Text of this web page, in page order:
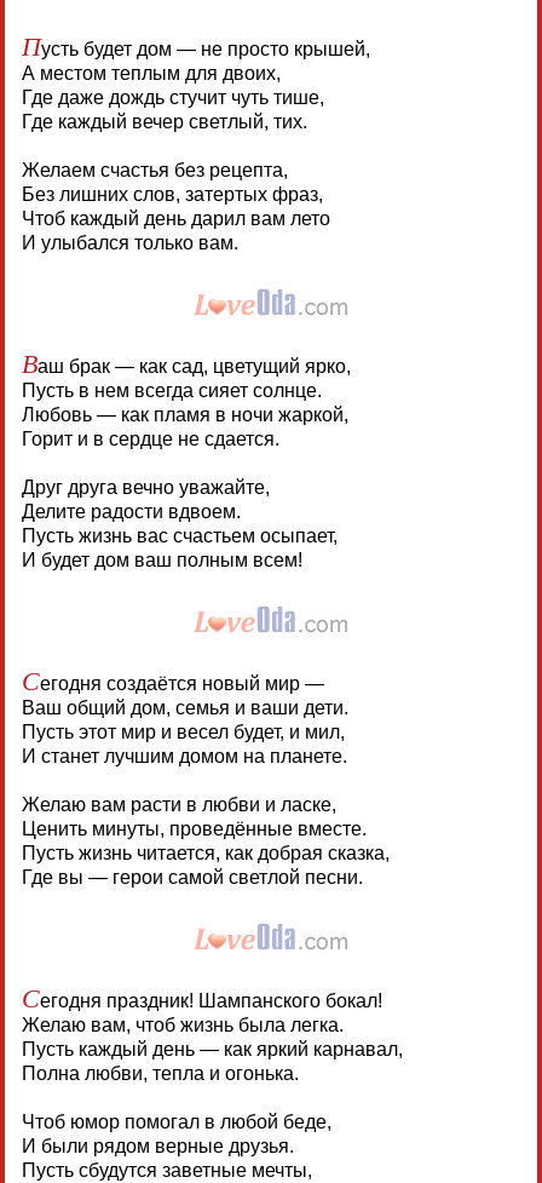
Пусть будет дом — не просто крышей,
А местом теплым для двоих,
Где даже дождь стучит чуть тише,
Где каждый вечер светлый, тих.
Желаем счастья без рецепта,
Без лишних слов, затертых фраз,
Чтоб каждый день дарил вам лето
И улыбался только вам.
Ваш брак — как сад, цветущий ярко,
Пусть в нем всегда сияет солнце.
Любовь — как пламя в ночи жаркой,
Горит и в сердце не сдается.
Друг друга вечно уважайте,
Делите радости вдвоем.
Пусть жизнь вас счастьем осыпает,
И будет дом ваш полным всем!
Сегодня создаётся новый мир —
Ваш общий дом, семья и ваши дети.
Пусть этот мир и весел будет, и мил,
И станет лучшим домом на планете.
Желаю вам расти в любви и ласке,
Ценить минуты, проведённые вместе.
Пусть жизнь читается, как добрая сказка,
Где вы — герои самой светлой песни.
Сегодня праздник! Шампанского бокал!
Желаю вам, чтоб жизнь была легка.
Пусть каждый день — как яркий карнавал,
Полна любви, тепла и огонька.
Чтоб юмор помогал в любой беде,
И были рядом верные друзья.
Пусть сбудутся заветные мечты,